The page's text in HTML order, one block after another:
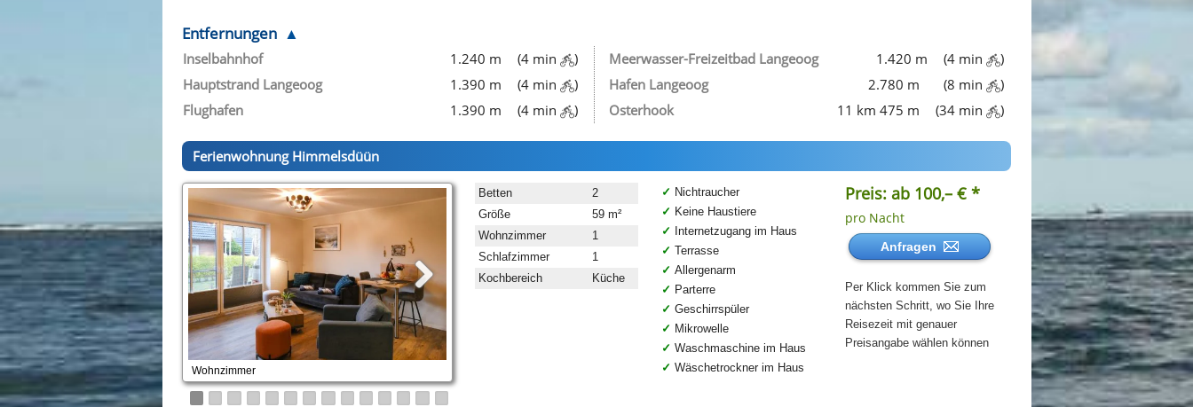
Entfernungen
Inselbahnhof 1.240 m (4 min
)
Hauptstrand Langeoog
1.390 m (4 min
)
Flughafen
1.390 m (4 min )
Meerwasser-Freizeitbad Langeoog 1.420 m (4 min
)
Hafen Langeoog
2.780 m (8 min
)
Osterhook
11 km 475 m (34 min )
Ferienwohnung Himmelsdüün
Wohnzimmer
Betten
2
Größe
59 m²
Wohnzimmer
1
Schlafzimmer
1
Kochbereich
Küche
Nichtraucher
Keine Haustiere
Internetzugang im Haus
Terrasse
Allergenarm
Parterre
Geschirrspüler
Mikrowelle
Waschmaschine im Haus
Wäschetrockner im Haus
Preis: ab 100,– € *
pro Nacht
Anfragen
Per Klick kommen Sie zum
nächsten Schritt, wo Sie Ihre
Reisezeit mit genauer
Preisangabe wählen können